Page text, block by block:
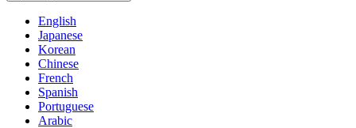
English
Japanese
Korean
Chinese
French
Spanish
Portuguese
Arabic